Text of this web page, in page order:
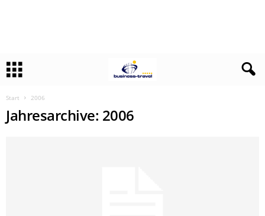
Start 2006
Jahresarchive: 2006